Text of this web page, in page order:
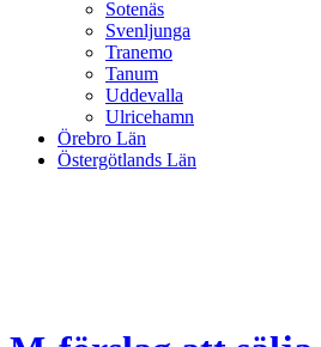
Sotenäs
Svenljunga
Tranemo
Tanum
Uddevalla
Ulricehamn
Örebro Län
Östergötlands Län